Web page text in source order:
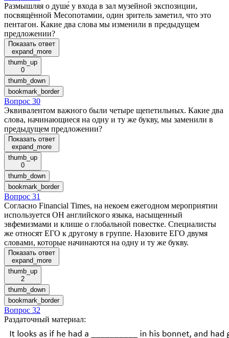
Размышляя о душе́ у входа в зал музейной экспозиции,
посвящённой Месопотамии, один зритель заметил, что это
пентагон. Какие два слова мы изменили в предыдущем
предложении?
Показать ответ
expand_more
thumb_up
0
thumb_down
bookmark_border
Вопрос 30
Эквивалентом важного были четыре щепетильных. Какие два
слова, начинающиеся на одну и ту же букву, мы заменили в
предыдущем предложении?
Показать ответ
expand_more
thumb_up
0
thumb_down
bookmark_border
Вопрос 31
Согласно Financial Times, на некоем ежегодном мероприятии
используется ОН английского языка, насыщенный
эвфемизмами и клише о глобальной повестке. Специалисты
же относят ЕГО к другому в группе. Назовите ЕГО двумя
словами, которые начинаются на одну и ту же букву.
Показать ответ
expand_more
thumb_up
2
thumb_down
bookmark_border
Вопрос 32
Раздаточный материал: